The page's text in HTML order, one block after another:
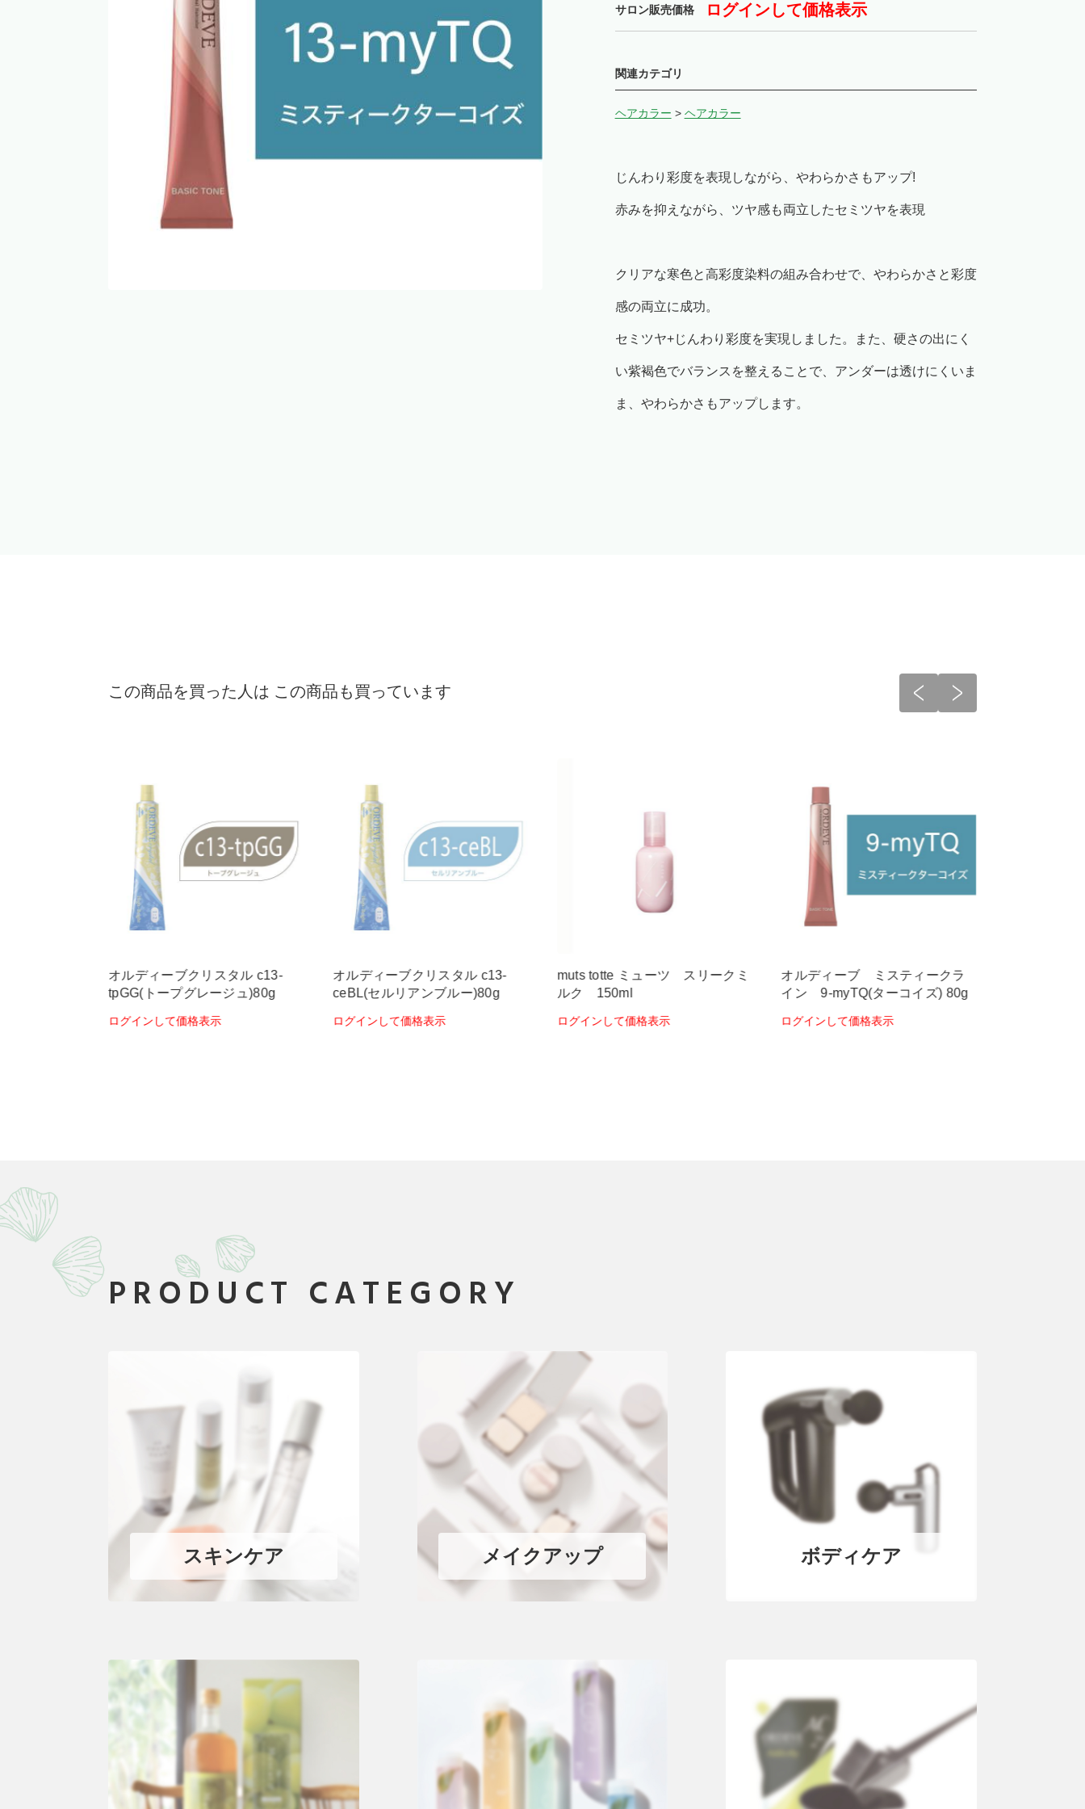
サロン販売価格 ログインして価格表示
関連カテゴリ
ヘアカラー > ヘアカラー
じんわり彩度を表現しながら、やわらかさもアップ!
赤みを抑えながら、ツヤ感も両立したセミツヤを表現
クリアな寒色と高彩度染料の組み合わせで、やわらかさと彩度
感の両立に成功。
セミツヤ+じんわり彩度を実現しました。また、硬さの出にく
い紫褐色でバランスを整えることで、アンダーは透けにくいま
ま、やわらかさもアップします。
この商品を買った人は この商品も買っています
オルディーブクリスタル c13-
tpGG(トープグレージュ)80g
ログインして価格表示
オルディーブクリスタル c13-
ceBL(セルリアンブルー)80g
ログインして価格表示
muts totte ミューツ スリークミ
ルク 150ml
ログインして価格表示
オルディーブ ミスティークラ
イン 9-myTQ(ターコイズ) 80g
ログインして価格表示
PRODUCT CATEGORY
スキンケア メイクアップ ボディケア